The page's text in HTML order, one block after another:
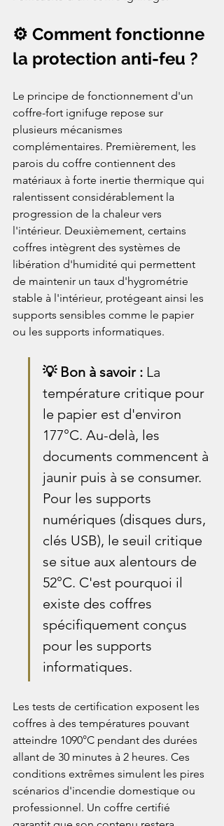
⚙️ Comment fonctionne
la protection anti-feu ?
Le principe de fonctionnement d'un
coffre-fort ignifuge repose sur
plusieurs mécanismes
complémentaires. Premièrement, les
parois du coffre contiennent des
matériaux à forte inertie thermique qui
ralentissent considérablement la
progression de la chaleur vers
l'intérieur. Deuxièmement, certains
coffres intègrent des systèmes de
libération d'humidité qui permettent
de maintenir un taux d'hygrométrie
stable à l'intérieur, protégeant ainsi les
supports sensibles comme le papier
ou les supports informatiques.
💡 Bon à savoir : La
température critique pour
le papier est d'environ
177°C. Au-delà, les
documents commencent à
jaunir puis à se consumer.
Pour les supports
numériques (disques durs,
clés USB), le seuil critique
se situe aux alentours de
52°C. C'est pourquoi il
existe des coffres
spécifiquement conçus
pour les supports
informatiques.
Les tests de certification exposent les
coffres à des températures pouvant
atteindre 1090°C pendant des durées
allant de 30 minutes à 2 heures. Ces
conditions extrêmes simulent les pires
scénarios d'incendie domestique ou
professionnel. Un coffre certifié